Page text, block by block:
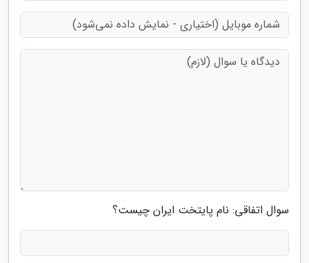
سوال اتفاقی: نام پایتخت ایران چیست؟